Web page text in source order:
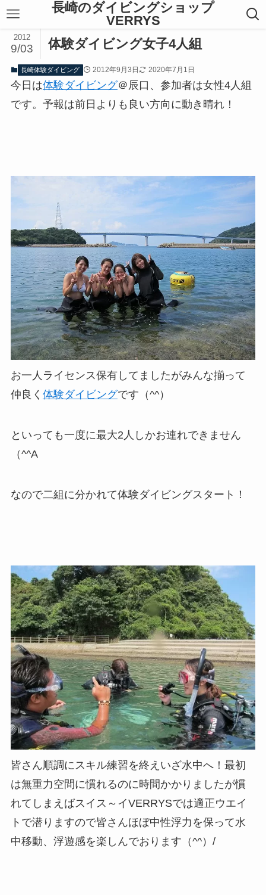
長崎のダイビングショップ
VERRYS
体験ダイビング女子4人組
2012
9/03
長崎体験ダイビング 2012年9月3日 2020年7月1日
今日は体験ダイビング＠辰口、参加者は女性4人組
です。予報は前日よりも良い方向に動き晴れ！
お一人ライセンス保有してましたがみんな揃って
仲良く 体験ダイビングです（^^）
といっても一度に最大2人しかお連れできません
（^^A
なので二組に分かれて体験ダイビングスタート！
皆さん順調にスキル練習を終えいざ水中へ！最初
は無重力空間に慣れるのに時間かかりましたが慣
れてしまえばスイス～イVERRYSでは適正ウエイ
トで潜りますので皆さんほぼ中性浮力を保って水
中移動、浮遊感を楽しんでおります（^^）/